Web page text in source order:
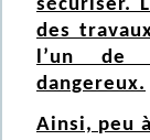
sécuriser.
des
l’un de
dangereux.
Ainsi, peu